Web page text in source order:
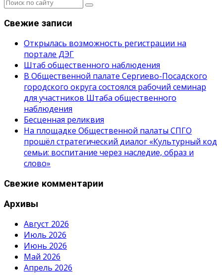
Свежие записи
Открылась возможность регистрации на
портале ДЭГ
Штаб общественного наблюдения
В Общественной палате Сергиево-Посадского
городского округа состоялся рабочий семинар
для участников Штаба общественного
наблюдения
Бесценная реликвия
На площадке Общественной палаты СПГО
прошёл стратегический диалог «Культурный код
семьи: воспитание через наследие, образ и
слово»
Свежие комментарии
Архивы
Август 2026
Июль 2026
Июнь 2026
Май 2026
Апрель 2026